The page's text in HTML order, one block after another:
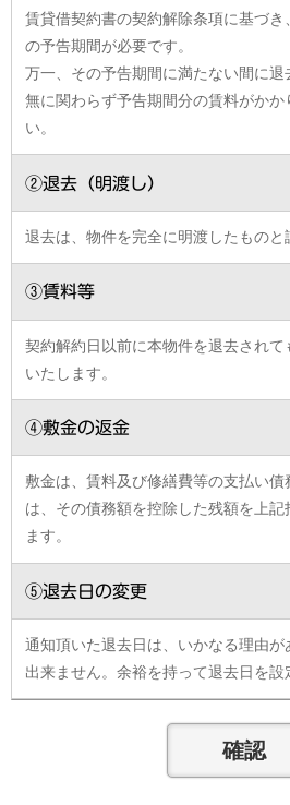
賃貸借契約書の契約解除条項に基づ
の予告期間が必要です。
万一、その予告期間に満たない間に
無に関わらず予告期間分の賃料がかか
い。
②退去（明渡し）
退去は、物件を完全に明渡したものと
③賃料等
契約解約日以前に本物件を退去され
いたします。
④敷金の返金
敷金は、賃料及び修繕費等の支払い
は、その債務額を控除した残額を上
ます。
⑤退去日の変更
通知頂いた退去日は、いかなる理由
出来ません。余裕を持って退去日を設